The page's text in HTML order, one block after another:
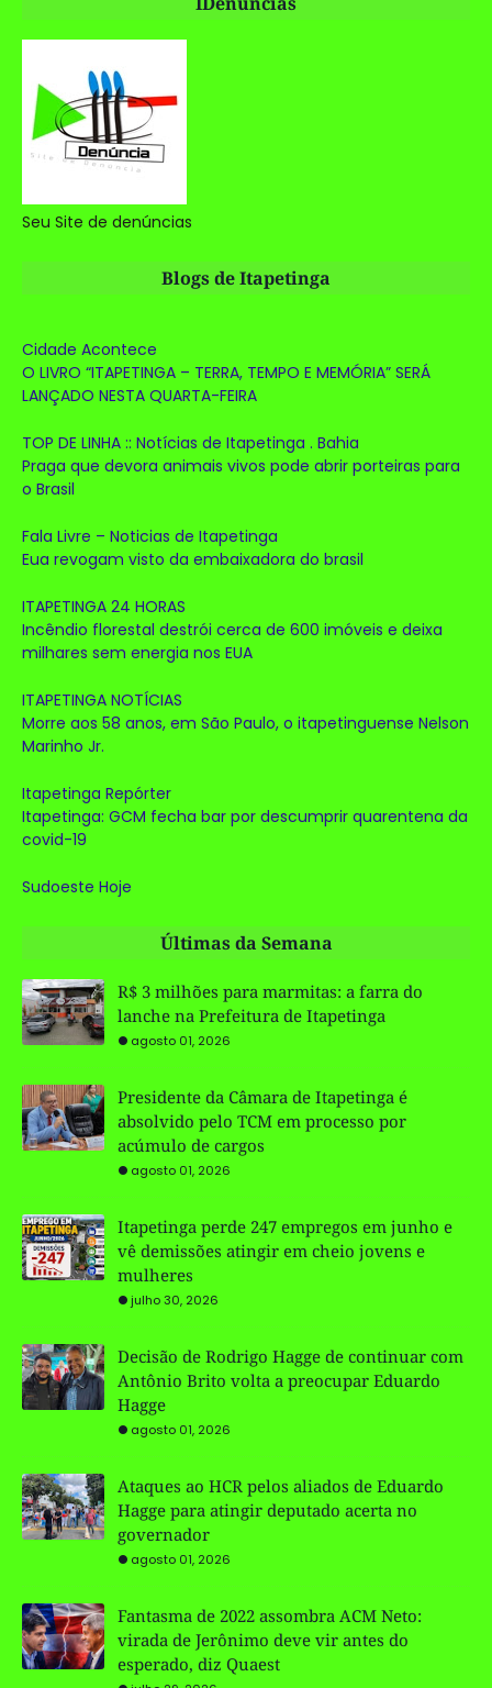
Seu Site de denúncias
Blogs de Itapetinga
Cidade Acontece
O LIVRO “ITAPETINGA – TERRA, TEMPO E MEMÓRIA” SERÁ
LANÇADO NESTA QUARTA-FEIRA
TOP DE LINHA :: Notícias de Itapetinga . Bahia
Praga que devora animais vivos pode abrir porteiras para
o Brasil
Fala Livre – Noticias de Itapetinga
Eua revogam visto da embaixadora do brasil
ITAPETINGA 24 HORAS
Incêndio florestal destrói cerca de 600 imóveis e deixa
milhares sem energia nos EUA
ITAPETINGA NOTÍCIAS
Morre aos 58 anos, em São Paulo, o itapetinguense Nelson
Marinho Jr.
Itapetinga Repórter
Itapetinga: GCM fecha bar por descumprir quarentena da
covid-19
Sudoeste Hoje
Últimas da Semana
R$ 3 milhões para marmitas: a farra do
lanche na Prefeitura de Itapetinga
agosto 01, 2026
Presidente da Câmara de Itapetinga é
absolvido pelo TCM em processo por
acúmulo de cargos
agosto 01, 2026
Itapetinga perde 247 empregos em junho e
vê demissões atingir em cheio jovens e
mulheres
julho 30, 2026
Decisão de Rodrigo Hagge de continuar com
Antônio Brito volta a preocupar Eduardo
Hagge
agosto 01, 2026
Ataques ao HCR pelos aliados de Eduardo
Hagge para atingir deputado acerta no
governador
agosto 01, 2026
Fantasma de 2022 assombra ACM Neto:
virada de Jerônimo deve vir antes do
esperado, diz Quaest